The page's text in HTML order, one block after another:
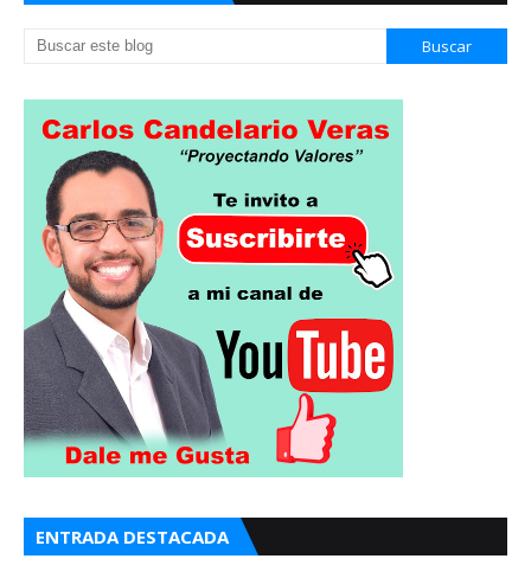
ENTRADA DESTACADA